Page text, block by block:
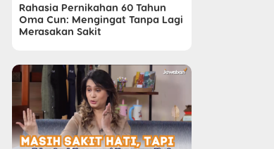
Rahasia Pernikahan 60 Tahun
Oma Cun: Mengingat Tanpa Lagi
Merasakan Sakit